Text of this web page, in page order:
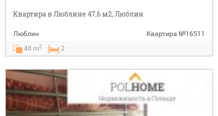
Квартира в Люблине 47,6 м2, Люблин
Люблин Квартира №16511
48 m2 2